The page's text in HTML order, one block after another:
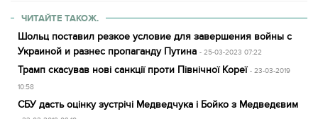
ЧИТАЙТЕ ТАКОЖ.
Шольц поставил резкое условие для завершения войны с
Украиной и разнес пропаганду Путина - 25-03-2023 07:22
Трамп скасував нові санкції проти Північної Кореї - 23-03-2019
10:58
СБУ дасть оцінку зустрічі Медведчука і Бойко з Медведєвим